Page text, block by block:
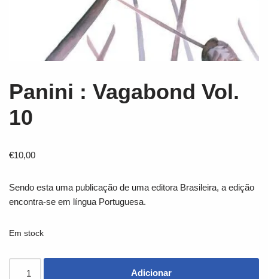
Panini : Vagabond Vol.
10
€10,00
Sendo esta uma publicação de uma editora Brasileira, a edição
encontra-se em língua Portuguesa.
Em stock
Adicionar